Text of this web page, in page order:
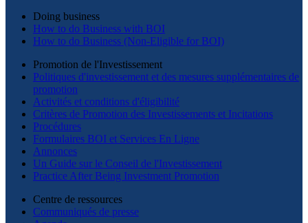
Doing business
How to do Business with BOI
How to do Business (Non-Eligible for BOI)
Promotion de l'Investissement
Politiques d'investissement et des mesures supplémentaires de
promotion
Activités et conditions d'éligibilité
Critères de Promotion des Investissements et Incitations
Procédures
Formulaires BOI et Services En Ligne
Annonces
Un Guide sur le Conseil de l'Investissement
Practice After Being Investment Promotion
Centre de ressources
Communiqués de presse